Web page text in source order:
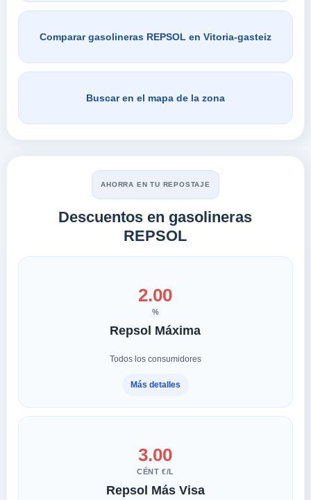
Comparar gasolineras REPSOL en Vitoria-gasteiz
Buscar en el mapa de la zona
AHORRA EN TU REPOSTAJE
Descuentos en gasolineras
REPSOL
2.00
%
Repsol Máxima
Todos los consumidores
Más detalles
3.00
CÉNT €/L
Repsol Más Visa